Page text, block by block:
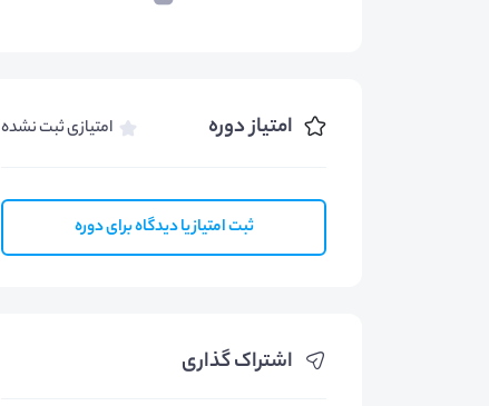
امتیاز دوره امتیازی ثبت نشده
ثبت امتیاز یا دیدگاه برای دوره
اشتراک گذاری